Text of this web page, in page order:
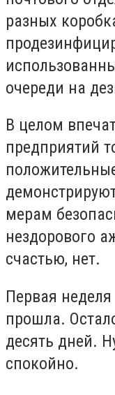
разных
очереди на
В целом
предприятий
мерам
нездорового
счастью, нет.
Первая
прошла.
десять дней.
спокойно.